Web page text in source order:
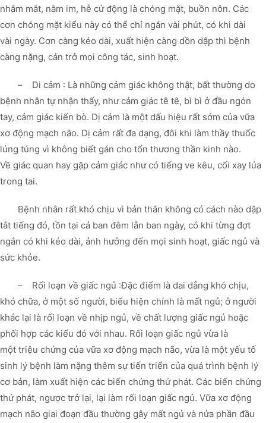
nhắm mắt, nằm im, hễ cử động là chóng mặt, buồn nôn. Các
cơn chóng mặt kiểu này có thể chỉ ngắn vài phút, có khi dài
vài ngày. Cơn càng kéo dài, xuất hiện càng dồn dập thì bệnh
càng nặng, cản trở mọi công tác, sinh hoạt.
– Di cảm : Là những cảm giác không thật, bất thường do
bệnh nhân tự nhận thấy, như cảm giác tê tê, bì bì ở đầu ngón
tay, cảm giác kiến bò. Dị cảm là một dấu hiệu rất sớm của vữa
xơ động mạch não. Dị cảm rất đa dạng, đôi khi làm thầy thuốc
lúng túng vì không biết gán cho tổn thương thần kinh nào.
Về giác quan hay gặp cảm giác như có tiếng ve kêu, cối xay lúa
trong tai.
Bệnh nhân rất khó chịu vì bản thân không có cách nào dập
tắt tiếng đó, tồn tại cả ban đêm lẫn ban ngày, có khi từng đợt
ngắn có khi kéo dài, ảnh hưởng đến mọi sinh hoạt, giấc ngủ và
sức khỏe.
– Rối loạn về giấc ngủ :Đặc điểm là dai dẳng khó chịu,
khó chữa, ở một số người, biểu hiện chính là mất ngủ; ở người
khác lại là rối loạn về nhịp ngủ, về chất lượng giấc ngủ hoặc
phối hợp các kiểu đó với nhau. Rối loạn giấc ngủ vừa là
một triệu chứng của vữa xơ động mạch não, vừa là một yếu tố
sinh lý bệnh làm nặng thêm sự tiến triển của quá trình bệnh lý
cơ bản, làm xuất hiện các biến chứng thứ phát. Các biến chứng
thứ phát, ngược trở lại, lại làm rối loạn giấc ngủ. Vữa xơ động
mạch não giai đoạn đầu thường gây mất ngủ và nửa phần đầu